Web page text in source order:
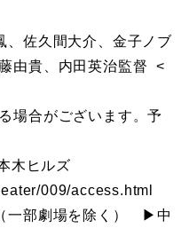
、佐久間大介、金子ノブ
由貴、内田英治監督 <
場合がございます。予
木ヒルズ
009/access.html
一部劇場を除く） ▶中